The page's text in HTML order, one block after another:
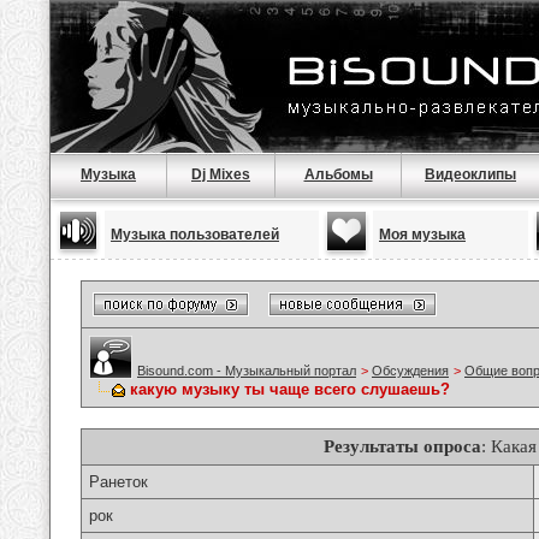
Музыка Dj Mixes Альбомы Видеоклипы
Музыка пользователей Моя музыка
Bisound.com - Музыкальный портал > Обсуждения > Общие
какую музыку ты чаще всего слушаешь?
Результаты опроса:
Ранеток
рок